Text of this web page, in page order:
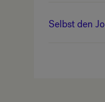
Selbst den